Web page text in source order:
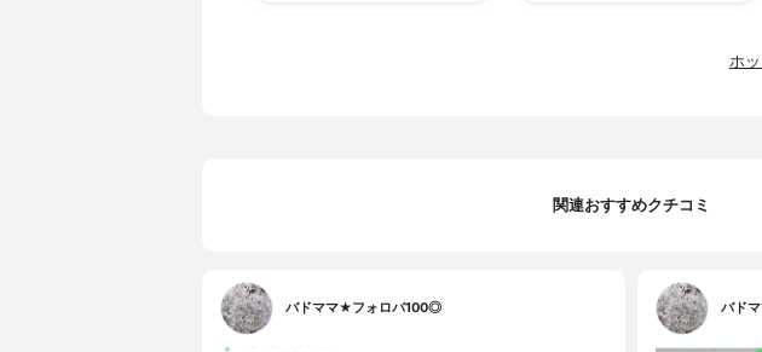
ホ
関連おすすめクチコミ
バドママ★フォロバ100◎ バド